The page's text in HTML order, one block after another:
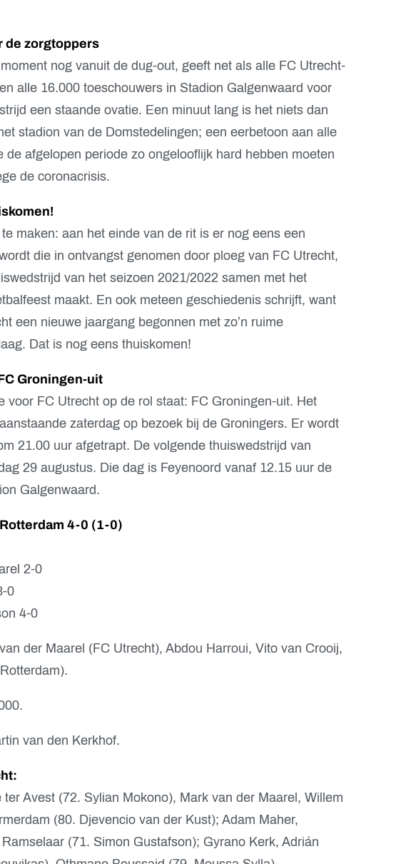
de zorgtoppers
nog vanuit de dug-out, geeft net als alle FC Utrecht-
alle 16.000 toeschouwers in Stadion Galgenwaard voor
een staande ovatie. Een minuut lang is het niets dan
stadion van de Domstedelingen; een eerbetoon aan alle
de afgelopen periode zo ongelooflijk hard hebben moeten
de coronacrisis.
maken: aan het einde van de rit is er nog eens een
die in ontvangst genomen door ploeg van FC Utrecht,
van het seizoen 2021/2022 samen met het
maakt. En ook meteen geschiedenis schrijft, want
een nieuwe jaargang begonnen met zo’n ruime
Dat is nog eens thuiskomen!
Groningen-uit
voor FC Utrecht op de rol staat: FC Groningen-uit. Het
zaterdag op bezoek bij de Groningers. Er wordt
21.00 uur afgetrapt. De volgende thuiswedstrijd van
29 augustus. Die dag is Feyenoord vanaf 12.15 uur de
Galgenwaard.
4-0 (1-0)
2-0
0
4-0
der Maarel (FC Utrecht), Abdou Harroui, Vito van Crooij,
van den Kerkhof.
Avest (72. Sylian Mokono), Mark van der Maarel, Willem
(80. Djevencio van der Kust); Adam Maher,
(71. Simon Gustafson); Gyrano Kerk, Adrián